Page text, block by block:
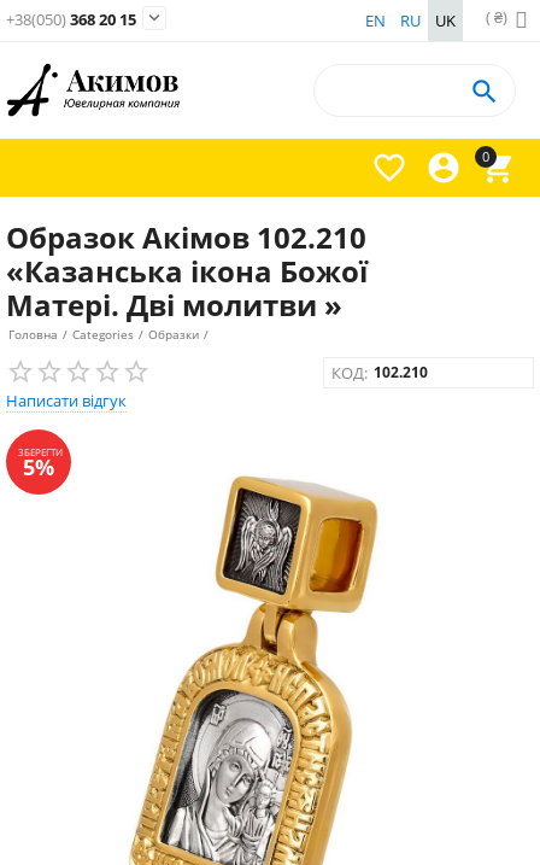
( ₴)
EN RU UK
+38(050)368 20 15 
0




Образок Акімов 102.210
«Казанська ікона Божої
Матері. Дві молитви »
Головна / Categories / Образки /
Написати відгук
КОД: 102.210
ЗБЕРЕГТИ
5%